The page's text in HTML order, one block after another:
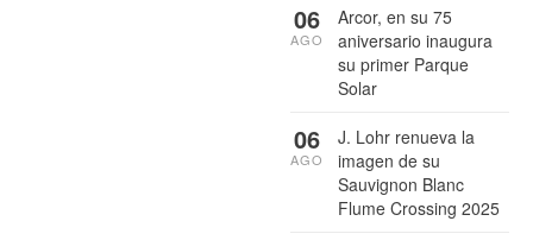
Arcor, en su 75
aniversario inaugura
su primer Parque
Solar
06
AGO
J. Lohr renueva la
imagen de su
Sauvignon Blanc
Flume Crossing 2025
06
AGO